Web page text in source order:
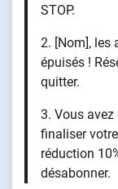
STOP.
2. [Nom], les
épuisés !
quitter.
3. Vous
finaliser
réduction
désabonner.